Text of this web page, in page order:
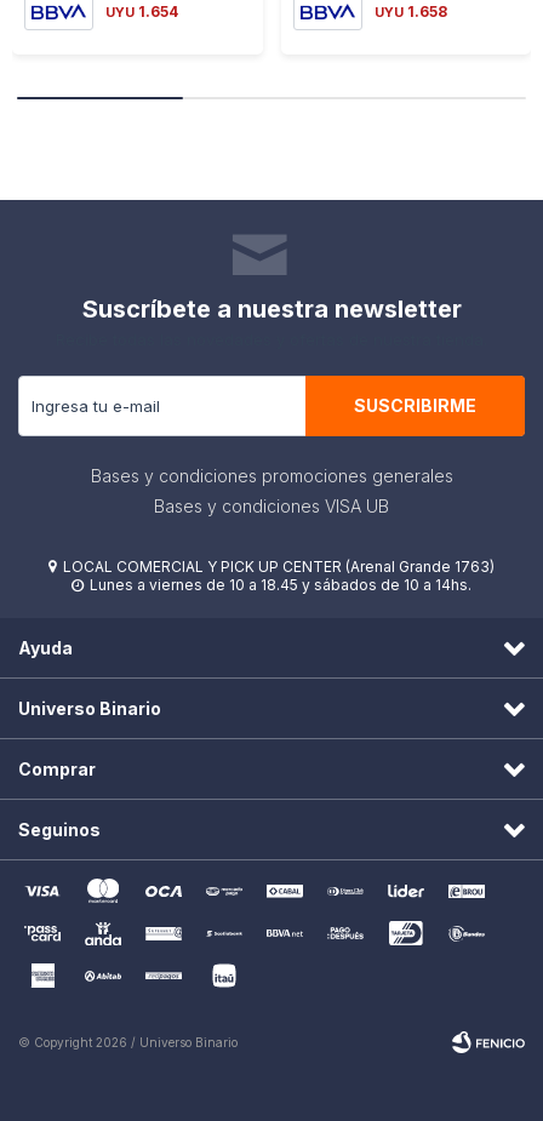
UYU 1.654 UYU 1.658
Suscríbete a nuestra newsletter
SUSCRIBIRME
Bases y condiciones promociones generales
Bases y condiciones VISA UB
 LOCAL COMERCIAL Y PICK UP CENTER (Arenal Grande 1763)
 Lunes a viernes de 10 a 18.45 y sábados de 10 a 14hs.
Ayuda
Universo Binario
Comprar
Seguinos
© Copyright 2026 / Universo Binario